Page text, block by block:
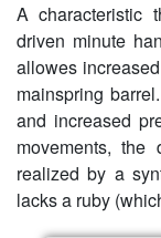
A characteristic
driven minute
allowes
mainspring
and increased
movements,
realized by a
lacks a ruby